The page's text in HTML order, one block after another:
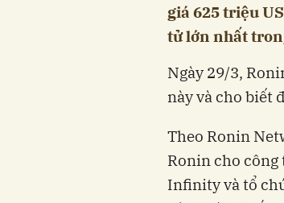
giá 625 triệu
tử lớn nhất
Ngày 29/3,
này và cho biết
Theo Ronin
Ronin cho
Infinity và tổ